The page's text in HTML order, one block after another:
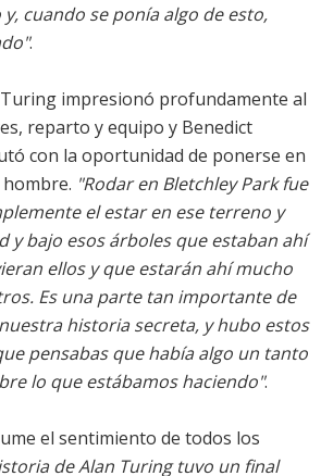
cuando se ponía algo de esto,
.
impresionó profundamente al
reparto y equipo y Benedict
con la oportunidad de ponerse en
"Rodar en Bletchley Park fue
el estar en ese terreno y
y bajo esos árboles que estaban ahí
ellos y que estarán ahí mucho
Es una parte tan importante de
historia secreta, y hubo estos
pensabas que había algo un tanto
lo que estábamos haciendo".
el sentimiento de todos los
de Alan Turing tuvo un final